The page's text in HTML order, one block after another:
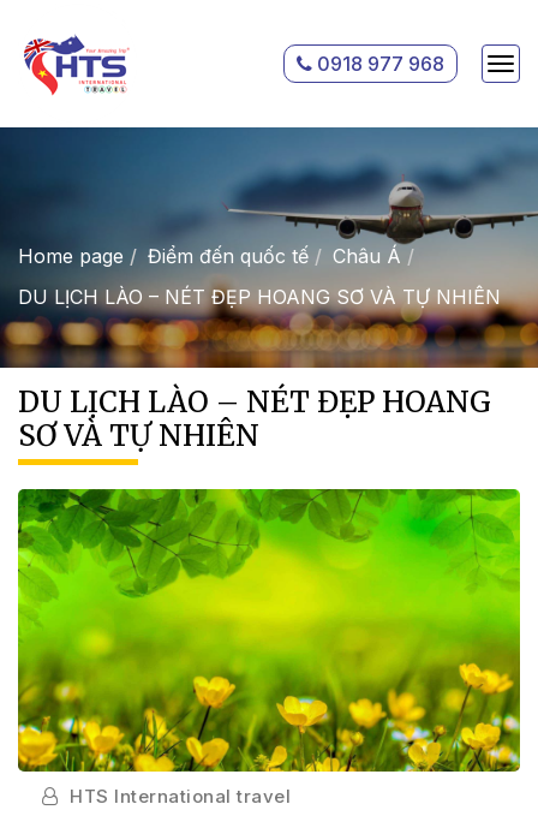
0918 977 968
Home page Điểm đến quốc tế
Châu Á
DU LỊCH LÀO – NÉT ĐẸP HOANG SƠ VÀ TỰ NHIÊN
DU LỊCH LÀO – NÉT ĐẸP HOANG
SƠ VÀ TỰ NHIÊN
HTS International travel